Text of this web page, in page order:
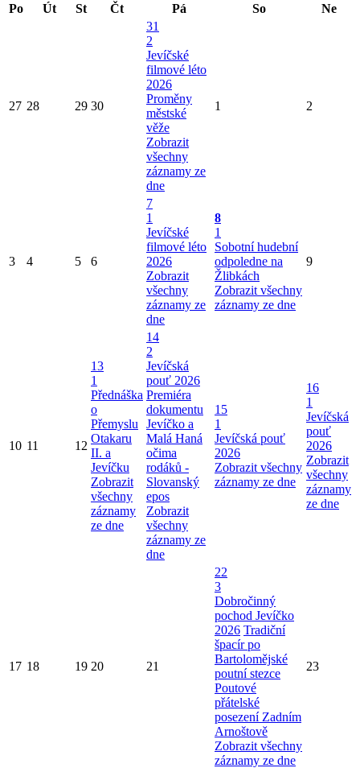
Po
Út St Čt Pá So Ne
27 28 29 30
31
2
Jevíčské
filmové léto
2026
Proměny
městské
věže
Zobrazit
všechny
záznamy ze
dne
1 2
3 4 5 6
7
1
Jevíčské
filmové léto
2026
Zobrazit
všechny
záznamy ze
dne
8
1
Sobotní hudební
odpoledne na
Žlibkách
Zobrazit všechny
záznamy ze dne
9
10 11 12
13
1
Přednáška
o
Přemyslu
Otakaru
II. a
Jevíčku
Zobrazit
všechny
záznamy
ze dne
14
2
Jevíčská
pouť 2026
Premiéra
dokumentu
Jevíčko a
Malá Haná
očima
rodáků -
Slovanský
epos
Zobrazit
všechny
záznamy ze
dne
15
1
Jevíčská pouť
2026
Zobrazit všechny
záznamy ze dne
16
1
Jevíčská
pouť
2026
Zobrazit
všechny
záznamy
ze dne
17 18 19 20 21
22
3
Dobročinný
pochod Jevíčko
2026 Tradiční
špacír po
Bartolomějské
poutní stezce
Poutové
přátelské
posezení Zadním
Arnoštově
Zobrazit všechny
záznamy ze dne
23